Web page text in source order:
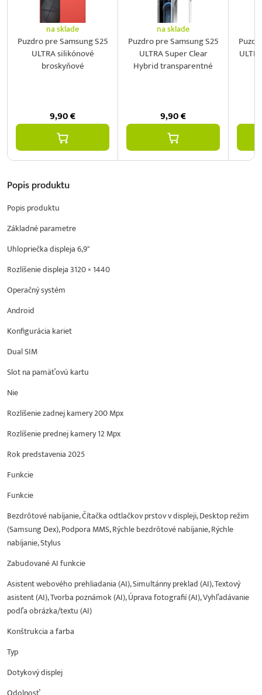
na sklade
Puzdro pre Samsung S25
ULTRA silikónové
broskyňové
9,90€
na sklade
Puzdro pre Samsung S25
ULTRA Super Clear
Hybrid transparentné
9,90€
Popisproduktu
Popis produktu
Základné parametre
Uhlopriečka displeja 6,9"
Rozlíšenie displeja 3120 × 1440
Operačný systém
Android
Konfigurácia kariet
Dual SIM
Slot na pamäťovú kartu
Nie
Rozlíšenie zadnej kamery 200 Mpx
Rozlíšenie prednej kamery 12 Mpx
Rok predstavenia 2025
Funkcie
Funkcie
Bezdrôtové nabíjanie, Čítačka odtlačkov prstov v displeji, Desktop režim
(Samsung Dex), Podpora MMS, Rýchle bezdrôtové nabíjanie, Rýchle
nabíjanie, Stylus
Zabudované AI funkcie
Asistent webového prehliadania (AI), Simultánny preklad (AI), Textový
asistent (AI), Tvorba poznámok (AI), Úprava fotografií (AI), Vyhľadávanie
podľa obrázka/textu (AI)
Konštrukcia a farba
Typ
Dotykový displej